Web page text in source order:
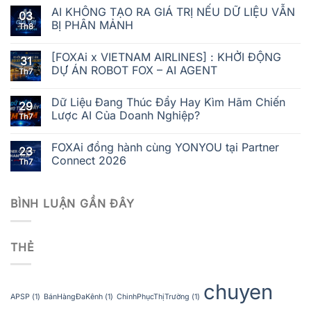
03
Th8
AI KHÔNG TẠO RA GIÁ TRỊ NẾU DỮ LIỆU VẪN
BỊ PHÂN MẢNH
31
Th7
[FOXAi x VIETNAM AIRLINES] : KHỞI ĐỘNG
DỰ ÁN ROBOT FOX – AI AGENT
29
Th7
Dữ Liệu Đang Thúc Đẩy Hay Kìm Hãm Chiến
Lược AI Của Doanh Nghiệp?
23
Th7
FOXAi đồng hành cùng YONYOU tại Partner
Connect 2026
BÌNH LUẬN GẦN ĐÂY
THẺ
APSP (1) BánHàngĐaKênh (1) ChinhPhụcThịTrường (1) chuyen